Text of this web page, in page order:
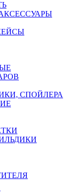
СПОЙЛЕРА